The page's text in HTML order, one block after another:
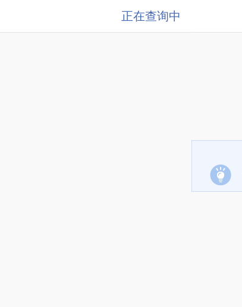
正在查询中